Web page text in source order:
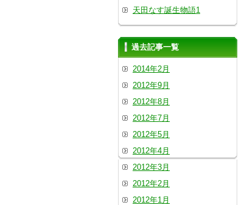
天田なす誕生物語1
過去記事一覧
2014年2月
2012年9月
2012年8月
2012年7月
2012年5月
2012年4月
2012年3月
2012年2月
2012年1月